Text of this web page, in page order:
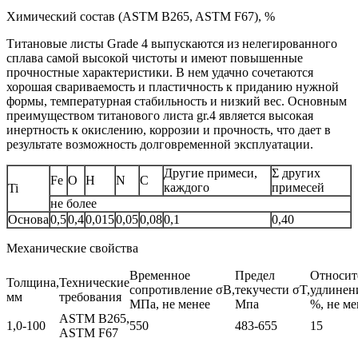
Химический состав (ASTM B265, ASTM F67), %
Титановые листы Grade 4 выпускаются из нелегированного
сплава самой высокой чистоты и имеют повышенные
прочностные характеристики. В нем удачно сочетаются
хорошая свариваемость и пластичность к приданию нужной
формы, температурная стабильность и низкий вес. Основным
преимуществом титанового листа gr.4 является высокая
инертность к окислению, коррозии и прочность, что дает в
результате возможность долговременной эксплуатации.
Ti
Fe O H N C
Другие примеси,
каждого
Σ других
примесей
не более
Основа0,50,40,0150,050,080,1 0,40
Механические свойства
Толщина,
мм
Технические
требования
Временное
сопротивление σB,
МПа, не менее
Предел
текучести σT,
Мпа
%, не
1,0-100
ASTM B265,
ASTM F67
550 483-655 15